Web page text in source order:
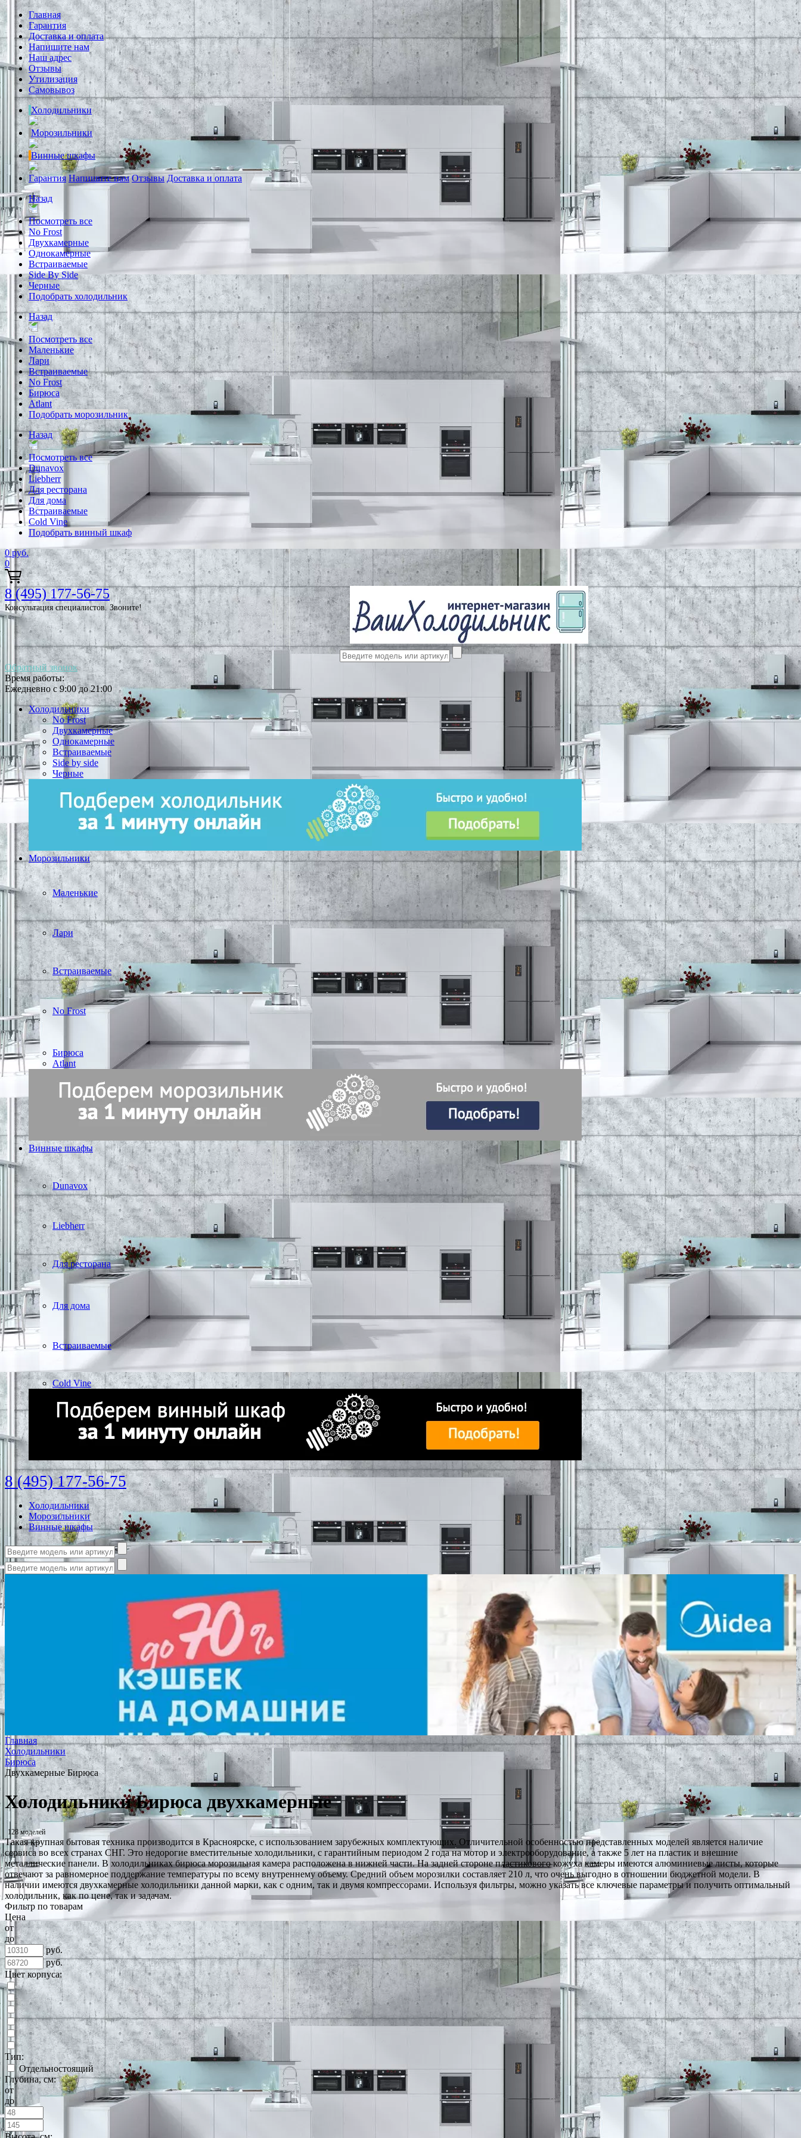
Главная
Гарантия
Доставка и оплата
Напишите нам
Наш адрес
Отзывы
Утилизация
Самовывоз
Холодильники
Морозильники
Винные шкафы
Гарантия Напишите нам Отзывы Доставка и оплата
Назад
Посмотреть все
No Frost
Двухкамерные
Однокамерные
Встраиваемые
Side By Side
Черные
Подобрать холодильник
Назад
Посмотреть все
Маленькие
Лари
Встраиваемые
No Frost
Бирюса
Atlant
Подобрать морозильник
Назад
Посмотреть все
Dunavox
Liebherr
Для ресторана
Для дома
Встраиваемые
Cold Vine
Подобрать винный шкаф
0 руб.
0
8 (495) 177-56-75
Консультация специалистов. Звоните!
Обратный звонок
Время работы:
Ежедневно с 9:00 до 21:00
Холодильники
No Frost
Двухкамерные
Однокамерные
Встраиваемые
Side by side
Черные
Морозильники
Маленькие
Лари
Встраиваемые
No Frost
Бирюса
Atlant
Винные шкафы
Dunavox
Liebherr
Для ресторана
Для дома
Встраиваемые
Cold Vine
8 (495) 177-56-75
Холодильники
Морозильники
Винные шкафы
Главная
Холодильники
Бирюса
Двухкамерные Бирюса
Холодильники Бирюса двухкамерные
128 моделей
Такая крупная бытовая техника производится в Красноярске, с использованием зарубежных комплектующих. Отличительной особенностью представленных моделей является наличие
сервиса во всех странах СНГ. Это недорогие вместительные холодильники, с гарантийным периодом 2 года на мотор и электрооборудование, а также 5 лет на пластик и внешние
металлические панели. В холодильниках бирюса морозильная камера расположена в нижней части. На задней стороне пластикового кожуха камеры имеются алюминиевые листы, которые
отвечают за равномерное поддержание температуры по всему внутреннему объему. Средний объем морозилки составляет 210 л, что очень выгодно в отношении бюджетной модели. В
наличии имеются двухкамерные холодильники данной марки, как с одним, так и двумя компрессорами. Используя фильтры, можно указать все ключевые параметры и получить оптимальный
холодильник, как по цене, так и задачам.
Фильтр по товарам
Цена
от
до
руб.
руб.
Цвет корпуса:
Тип:
Отдельностоящий
Глубина, см:
от
до